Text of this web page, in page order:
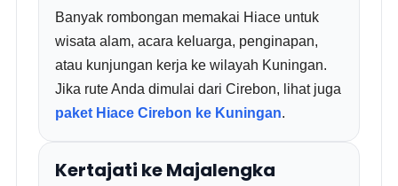
Banyak rombongan memakai Hiace untuk
wisata alam, acara keluarga, penginapan,
atau kunjungan kerja ke wilayah Kuningan.
Jika rute Anda dimulai dari Cirebon, lihat juga
paket Hiace Cirebon ke Kuningan.
Kertajati ke Majalengka